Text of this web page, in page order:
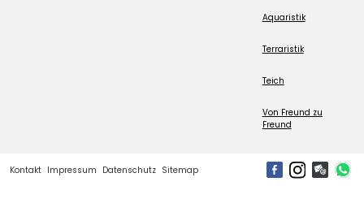
Aquaristik
Terraristik
Teich
Von Freund zu
Freund
Kontakt Impressum Datenschutz Sitemap